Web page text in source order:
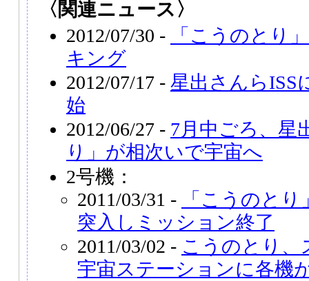
〈関連ニュース〉
2012/07/30 -
「こうのとり
キング
2012/07/17 - 星出さんらISS
始
2012/06/27 - 7月中ごろ、星
り」が相次いで宇宙へ
2号機：
2011/03/31 -
「こうのと
突入しミッション終了
2011/03/02 - こうのとり
宇宙ステーションに各機